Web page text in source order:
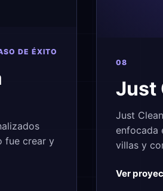
DE ÉXITO
fue crear y
08
Just
Just
enfocada
villas y
Ver